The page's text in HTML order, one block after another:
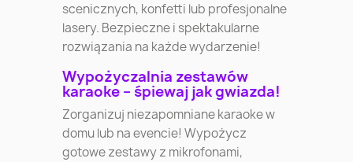
scenicznych, konfetti lub profesjonalne
lasery. Bezpieczne i spektakularne
rozwiązania na każde wydarzenie!
Wypożyczalnia zestawów
karaoke – śpiewaj jak gwiazda!
Zorganizuj niezapomniane karaoke w
domu lub na evencie! Wypożycz
gotowe zestawy z mikrofonami,